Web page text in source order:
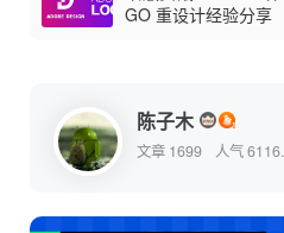
GO 重设计经验分享
陈子木
文章 1699 人气